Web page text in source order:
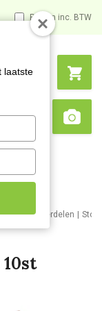
Prijzen inc. BTW
Search
en onderdelen
laatste